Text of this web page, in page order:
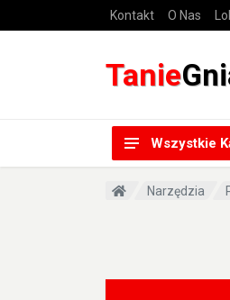
Kontakt O Nas
Wszystkie
Tanie
Narzędzia